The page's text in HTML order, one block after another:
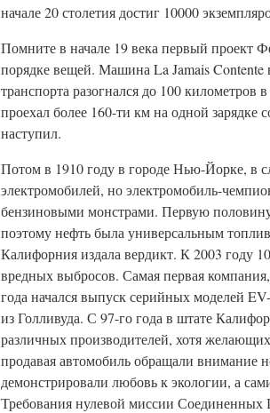
начале 20 столетия достиг 10000
Помните в начале 19 века первый проект
порядке вещей. Машина La Jamais Contente
транспорта разогнался до 100
проехал более 160-ти км на одной зарядке
наступил.
Потом в 1910 году в городе Нью-Йорке, в
электромобилей, но электромобиль-
бензиновыми монстрами. Первую
поэтому нефть была универсальным
Калифорния издала вердикт. К 2003 году
вредных выбросов. Самая первая
года начался выпуск серийных моделей
из Голливуда. С 97-го года в штате
различных производителей, хотя
продавая автомобиль обращали внимание
демонстрировали любовь к экологии, а
Требования нулевой миссии